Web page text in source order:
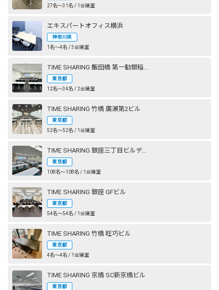
27名〜31名 / 1会議室
エキスパートオフィス横浜
神奈川県
1名〜4名 / 3会議室
東京都
12名〜34名 / 2会議室
TIME SHARING 竹橋 廣瀬第2ビル
東京都
52名〜52名 / 1会議室
TIME SHARING 銀座三丁目ビルディング
東京都
108名〜108名 / 1会議室
TIME SHARING 銀座 GFビル
東京都
54名〜54名 / 1会議室
TIME SHARING 竹橋 旺巧ビル
東京都
4名〜4名 / 1会議室
TIME SHARING 京橋 SC新京橋ビル
東京都